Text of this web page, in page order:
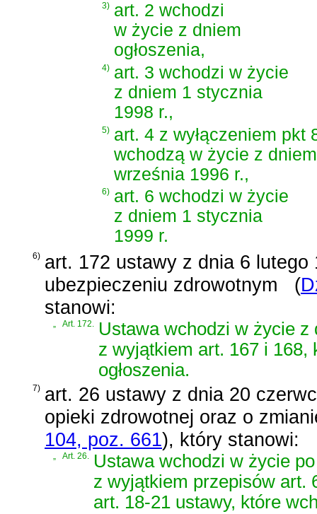
3) art. 2 wchodzi
w życie z dniem
ogłoszenia,
4) art. 3 wchodzi w życie
z dniem 1 stycznia
1998 r.,
5) art. 4 z wyłączeniem
wchodzą w życie z
września 1996 r.,
6) art. 6 wchodzi w życie
z dniem 1 stycznia
1999 r.
6) art. 172 ustawy z dnia 6 lutego
ubezpieczeniu zdrowotnym
(
stanowi:
„ Art. 172. Ustawa wchodzi w życie z
z wyjątkiem art. 167 i 168,
ogłoszenia.
7) art. 26 ustawy z dnia 20
opieki zdrowotnej oraz o
104, poz. 661), który stanowi:
„ Art. 26. Ustawa wchodzi w życie
z wyjątkiem przepisów art.
art. 18-21 ustawy, które